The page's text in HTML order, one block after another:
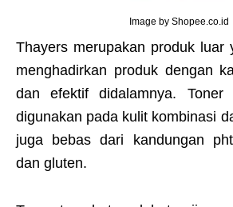
Image by Shopee.co.id
Thayers merupakan produk luar
menghadirkan produk dengan
dan efektif didalamnya.
digunakan pada kulit kombinasi
juga bebas dari kandungan
dan gluten.